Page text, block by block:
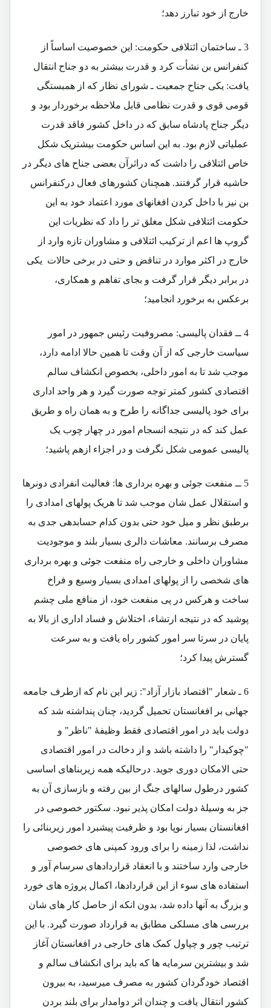
خارج از خود تبارز دهد؛
3 ـ ساختمان ائتلافی حکومت: این خصوصیت اساساً از
کنفرانس بن نشأت کرد و قدرت بیشتر به دو جناح انتقال
یافت: یکی جناح جمعیت ـ شورای نظار که از همبستگی
قومی قوی و قدرت نظامی قابل ملاحظه برخوردار بود و
دیگر جناح پادشاه سابق که در داخل کشور فاقد قدرت
عملیاتی لازم بود. به این اساس حکومت بیشتریک شکل
خاص ائتلافی را داشت که دراثرآن بعضی جناح های دیگر در
حاشیه قرار گرفتند. همچنان کشورهای فعال درکنفرانس
بن نیز با داخل کردن افغانهای مورد اعتماد خود به این
حکومت ائتلافی شکل مغلق تر را داد که نظریات این
گروپ ها اعم از ترکیب ائتلافی و مشاوران تازه وارد از
خارج در اکثر موارد در تناقض و حتی در برخی حالات یکی
در برابر دیگر قرار گرفت و بجای تفاهم و همکاری،
برعکس به برخورد انجامید؛
4 ــ فقدان پالیسی: مصروفیت رئیس جمهور در امور
سیاست خارجی که از آن وقت تا همین حالا ادامه دارد،
موجب شد تا به امور داخلی، بخصوص انکشاف سالم
اقتصادی کشور کمتر توجه صورت گیرد و هر واحد اداری
برای خود پالیسی جداگانه را طرح و به همان راه و طریق
عمل کند که در نتیجه انسجام امور در چهار چوب یک
پالیسی عمومی شکل نگرفت و در اجزاء ازهم پاشید؛
5 ــ منفعت جوئی و بهره برداری ها: فعالیت انفرادی دونرها
و استقلال عمل شان موجب شد تا هریک پولهای امدادی را
برطبق نظر و میل خود حتی بدون کدام حسابدهی جدی به
مصرف برسانند. معاشات دالری بسیار بلند و موجودیت
مشاوران داخلی و خارجی راه منفعت جوئی و بهره برداری
های شخصی را از پولهای امدادی بسیار وسیع و فراخ
ساخت و هرکس در پی منفعت خود، از منافع ملی چشم
پوشید که در نتیجه ارتشاء، اختلاش و فساد اداری از بالا به
پایان در سرتا سر امور کشور راه یافت و به سرعت
گسترش پیدا کرد؛
6 ـ شعار "اقتصاد بازار آزاد": زیر این نام که ازطرف جامعه
جهانی بر افغانستان تحمیل گردید، چنان پنداشته شد که
دولت باید در امور اقتصادی فقط وظیفۀ "ناظر" و
"چوکیدار" را داشته باشد و از دخالت در امور اقتصادی
حتی الامکان دوری جوید. درحالیکه همه زیربناهای اساسی
کشور درطول سالهای جنگ از بین رفته و بازسازی آن به
جز به وسیلۀ دولت امکان پذیر نبود. سکتور خصوصی در
افغانستان بسیار نوپا بود و ظرفیت پیشبرد امور زیربنائی را
نداشت، لذا زمینه را برای ورود کمپنی های خصوصی
خارجی وارد ساختند و با انعقاد قراردادهای سرسام آور و
استفاده های سوء از این قراردادها، اکمال پروژه های خورد
و بزرگ به آنها داده شد، بدون انکه از حاصل کار های شان
بررسی های مسلکی مطابق به قرارداد صورت گیرد. با این
ترتیب چور و چپاول کمک های خارجی در افغانستان آغاز
شد و بیشترین سرمایه ها که باید برای انکشاف سالم و
اقتصاد خودگردان کشور به مصرف میرسید، به بیرون
کشور انتقال یافت و چندان اثر دوامدار برای بلند بردن